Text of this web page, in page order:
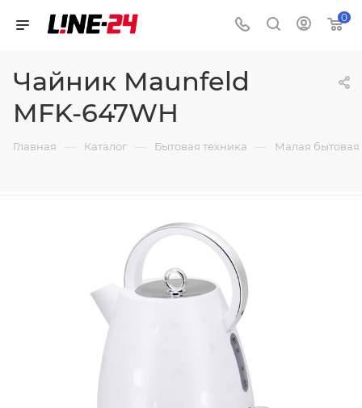
0
Чайник Maunfeld
MFK-647WH
Главная — Каталог — Бытовая техника — Малая бытовая